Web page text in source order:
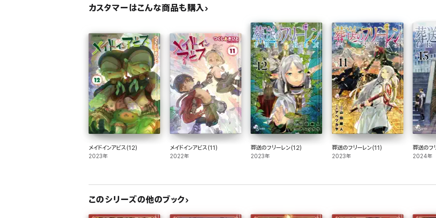
カスタマーはこんな商品も購入
メイドインアビス(12)
2023年
メイドインアビス(11)
2022年
葬送のフリーレン(12)
2023年
葬送のフリーレン(11)
2023年
葬送のフ
2024年
このシリーズの他のブック